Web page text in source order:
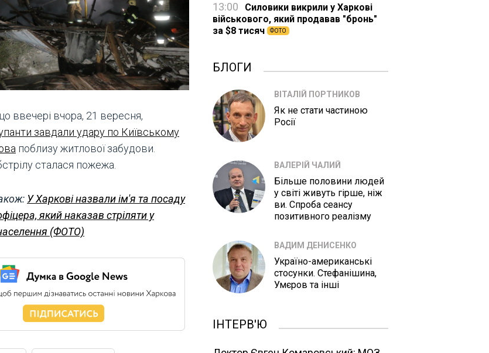
ввечері вчора, 21 вересня,
завдали удару по Київському
поблизу житлової забудови.
сталася пожежа.
У Харкові назвали ім'я та посаду
який наказав стріляти у
(ФОТО)
13:00
Силовики викрили у Харкові
військового, який продавав "бронь"
за $8 тисяч
ФОТО
БЛОГИ
ВІТАЛІЙ ПОРТНИКОВ
Як не стати частиною
Росії
ВАЛЕРІЙ ЧАЛИЙ
Більше половини людей
у світі живуть гірше, ніж
ви. Спроба сеансу
позитивного реалізму
ВАДИМ ДЕНИСЕНКО
Україно-американські
стосунки. Стефанішина,
Умєров та інші
ІНТЕРВ'Ю